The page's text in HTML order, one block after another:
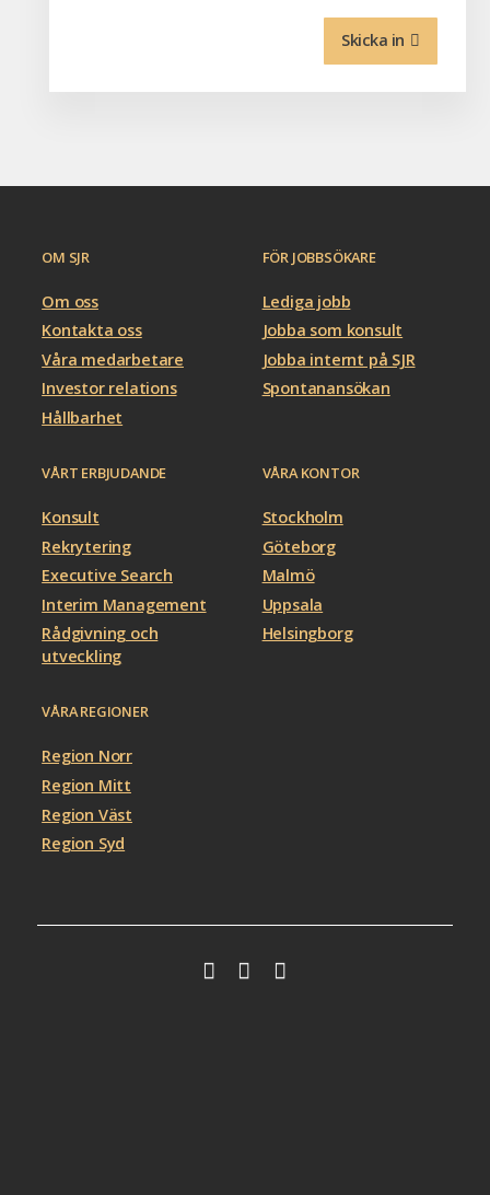
Skicka in
OM SJR
Om oss
Kontakta oss
Våra medarbetare
Investor relations
Hållbarhet
FÖR JOBBSÖKARE
Lediga jobb
Jobba som konsult
Jobba internt på SJR
Spontanansökan
VÅRT ERBJUDANDE
Konsult
Rekrytering
Executive Search
Interim Management
Rådgivning och
utveckling
VÅRA KONTOR
Stockholm
Göteborg
Malmö
Uppsala
Helsingborg
VÅRA REGIONER
Region Norr
Region Mitt
Region Väst
Region Syd